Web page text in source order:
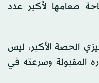
طعامها لأكبر عدد
الحصة الأكبر، ليس
المقبولة وسرعته في